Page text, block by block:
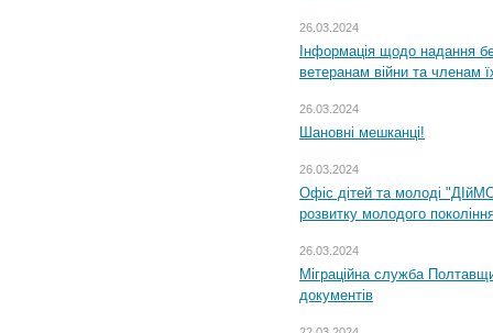
26.03.2024
Інформація щодо надання
ветеранам війни та членам
26.03.2024
Шановні мешканці!
26.03.2024
Офіс дітей та молоді
розвитку молодого
26.03.2024
Міграційна служба
документів